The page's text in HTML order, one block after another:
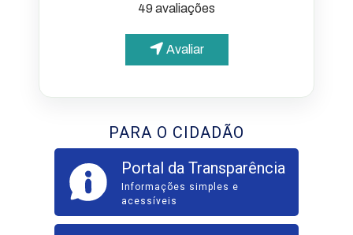
49 avaliações
Avaliar
PARA O CIDADÃO
Portal da Transparência
Informações simples e
acessíveis